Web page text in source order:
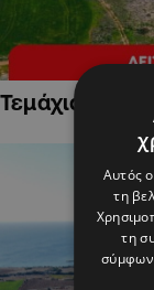
Τεμάχια Γης
Αυτός
τη
τη